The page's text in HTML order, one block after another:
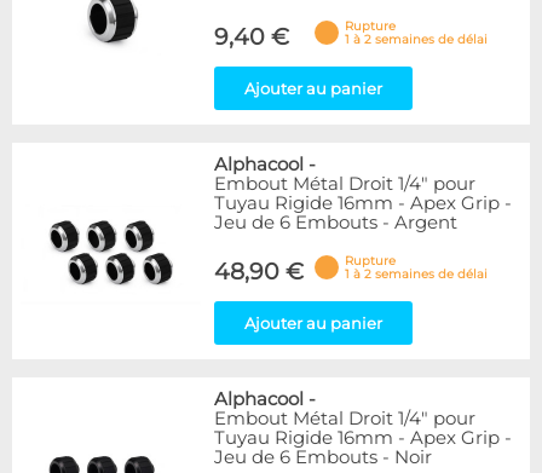
9,40 €
Rupture
1 à 2 semaines de délai
Ajouter au panier
Alphacool -
Embout Métal Droit 1/4" pour
Tuyau Rigide 16mm - Apex Grip -
Jeu de 6 Embouts - Argent
48,90 €
Rupture
1 à 2 semaines de délai
Ajouter au panier
Alphacool -
Embout Métal Droit 1/4" pour
Tuyau Rigide 16mm - Apex Grip -
Jeu de 6 Embouts - Noir